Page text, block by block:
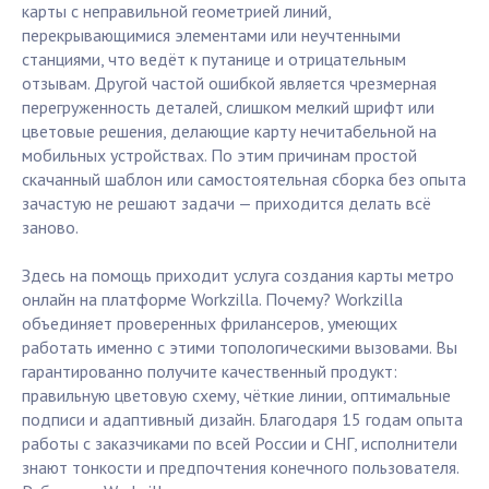
карты с неправильной геометрией линий,
перекрывающимися элементами или неучтенными
станциями, что ведёт к путанице и отрицательным
отзывам. Другой частой ошибкой является чрезмерная
перегруженность деталей, слишком мелкий шрифт или
цветовые решения, делающие карту нечитабельной на
мобильных устройствах. По этим причинам простой
скачанный шаблон или самостоятельная сборка без опыта
зачастую не решают задачи — приходится делать всё
заново.
Здесь на помощь приходит услуга создания карты метро
онлайн на платформе Workzilla. Почему? Workzilla
объединяет проверенных фрилансеров, умеющих
работать именно с этими топологическими вызовами. Вы
гарантированно получите качественный продукт:
правильную цветовую схему, чёткие линии, оптимальные
подписи и адаптивный дизайн. Благодаря 15 годам опыта
работы с заказчиками по всей России и СНГ, исполнители
знают тонкости и предпочтения конечного пользователя.